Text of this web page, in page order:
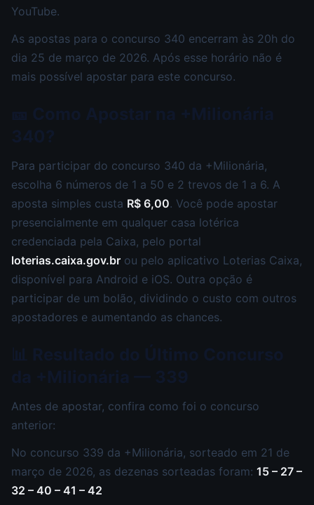
YouTube.
As apostas para o concurso 340 encerram às 20h do
dia 25 de março de 2026. Após esse horário não é
mais possível apostar para este concurso.
Para participar do concurso 340 da +Milionária,
escolha 6 números de 1 a 50 e 2 trevos de 1 a 6. A
aposta simples custa R$ 6,00. Você pode apostar
presencialmente em qualquer casa lotérica
credenciada pela Caixa, pelo portal
loterias.caixa.gov.br ou pelo aplicativo Loterias Caixa,
disponível para Android e iOS. Outra opção é
participar de um bolão, dividindo o custo com outros
apostadores e aumentando as chances.
Antes de apostar, confira como foi o concurso
anterior:
No concurso 339 da +Milionária, sorteado em 21 de
março de 2026, as dezenas sorteadas foram: 15 – 27 –
32 – 40 – 41 – 42